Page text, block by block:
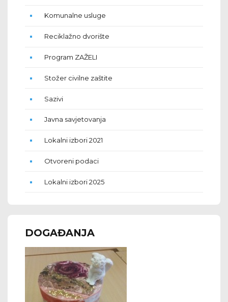
Komunalne usluge
Reciklažno dvorište
Program ZAŽELI
Stožer civilne zaštite
Sazivi
Javna savjetovanja
Lokalni izbori 2021
Otvoreni podaci
Lokalni izbori 2025
DOGAĐANJA